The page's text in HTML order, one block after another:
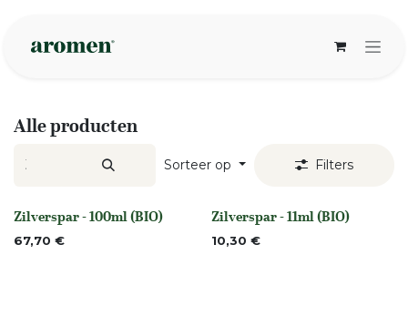
Alle producten
Sorteer op Filters
None
Zilverspar - 100ml (BIO)
67,70 € None
Zilverspar - 11ml (BIO)
10,30 €